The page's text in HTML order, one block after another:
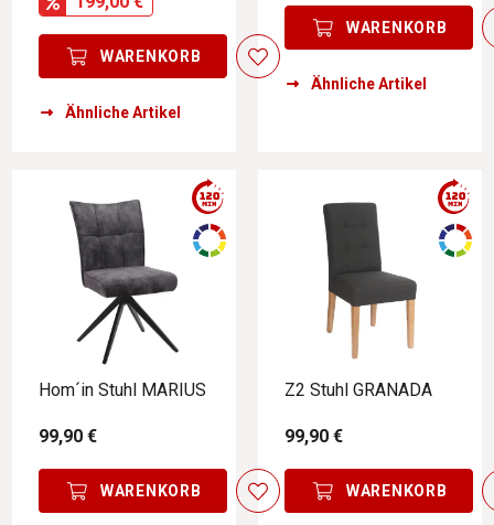
WARENKORB
Ähnliche Artikel
WARENKORB
Ähnliche Artikel
Hom´in Stuhl MARIUS
99,90 €
WARENKORB
Z2 Stuhl GRANADA
99,90 €
WARENKORB